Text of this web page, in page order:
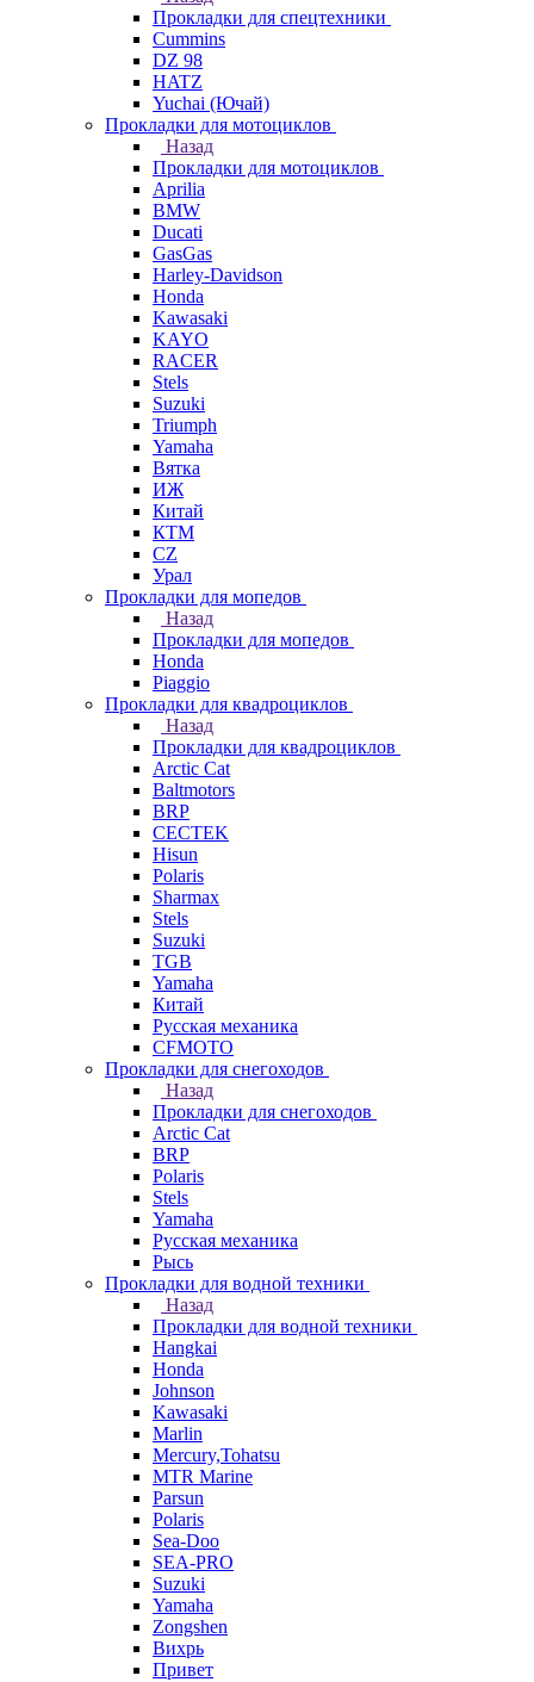
Прокладки для спецтехники
Cummins
DZ 98
HATZ
Yuchai (Ючай)
Прокладки для мотоциклов
Назад
Прокладки для мотоциклов
Aprilia
BMW
Ducati
GasGas
Harley-Davidson
Honda
Kawasaki
KAYO
RACER
Stels
Suzuki
Triumph
Yamaha
Вятка
ИЖ
Китай
КТМ
СZ
Урал
Прокладки для мопедов
Назад
Прокладки для мопедов
Honda
Piaggio
Прокладки для квадроциклов
Назад
Прокладки для квадроциклов
Arctic Cat
Baltmotors
BRP
CECTEK
Hisun
Polaris
Sharmax
Stels
Suzuki
TGB
Yamaha
Китай
Русская механика
СFMOTO
Прокладки для снегоходов
Назад
Прокладки для снегоходов
Arctic Cat
BRP
Polaris
Stels
Yamaha
Русская механика
Рысь
Прокладки для водной техники
Назад
Прокладки для водной техники
Hangkai
Honda
Johnson
Kawasaki
Marlin
Mercury,Tohatsu
MTR Marine
Parsun
Polaris
Sea-Doo
SEA-PRO
Suzuki
Yamaha
Zongshen
Вихрь
Привет